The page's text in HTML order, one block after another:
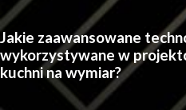
Jakie zaawansowane
wykorzystywane w
kuchni na wymiar?